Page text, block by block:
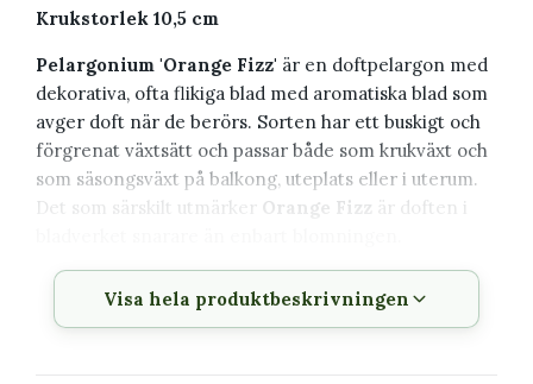
Krukstorlek 10,5 cm
Pelargonium 'Orange Fizz' är en doftpelargon med
dekorativa, ofta flikiga blad med aromatiska blad som
avger doft när de berörs. Sorten har ett buskigt och
förgrenat växtsätt och passar både som krukväxt och
som säsongsväxt på balkong, uteplats eller i uterum.
Det som särskilt utmärker Orange Fizz är doften i
Växtbeskrivning
Visa hela produktbeskrivningen